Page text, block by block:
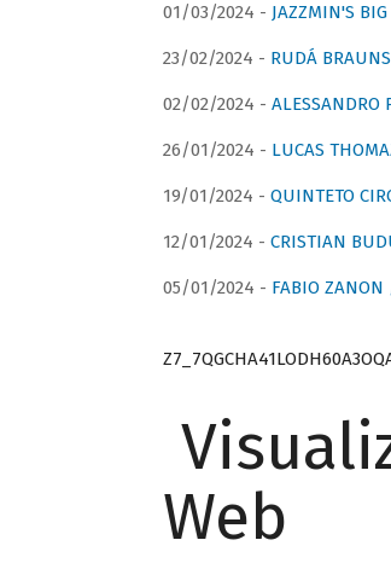
01/03/2024 - JAZZMIN'S
23/02/2024 - RUDÁ
02/02/2024 -
26/01/2024 - LUCAS
19/01/2024 - QUINTETO
12/01/2024 - CRISTIAN
05/01/2024 - FABIO
Web